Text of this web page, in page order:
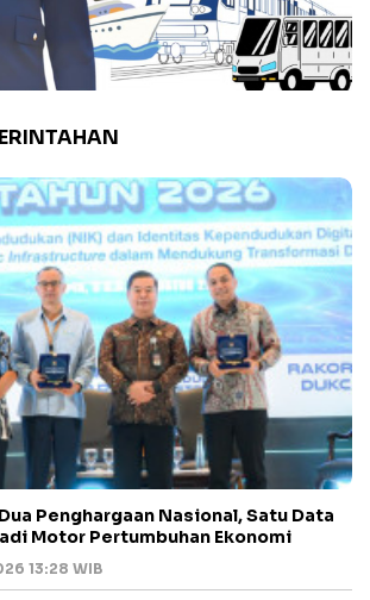
Penghargaan Nasional, Satu Data
Motor Pertumbuhan Ekonomi
13:28 WIB